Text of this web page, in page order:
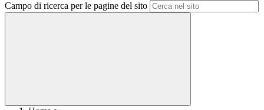
Campo di ricerca per le pagine del sito